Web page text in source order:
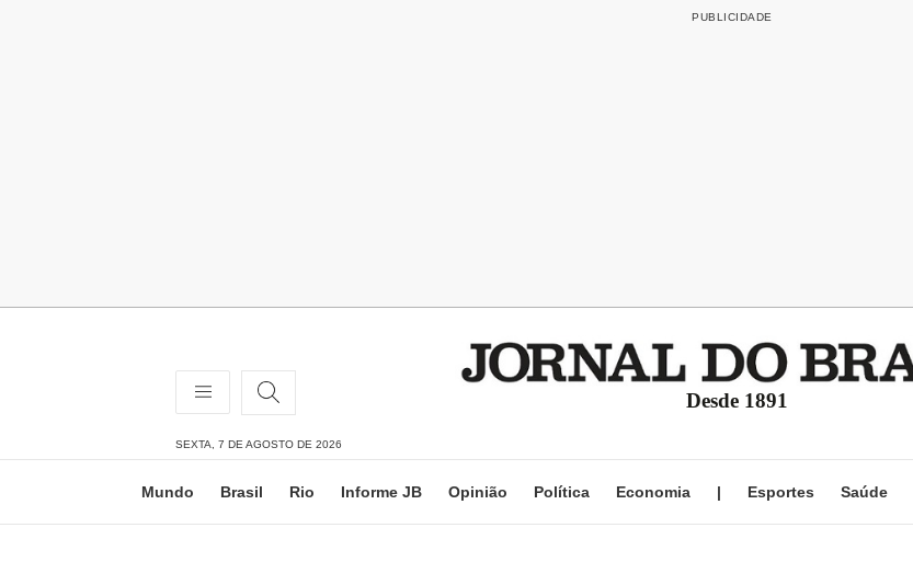
Desde 1891
SEXTA, 7 DE AGOSTO DE 2026
Mundo Brasil Rio Informe JB Opinião Política Economia | Esportes Saúde